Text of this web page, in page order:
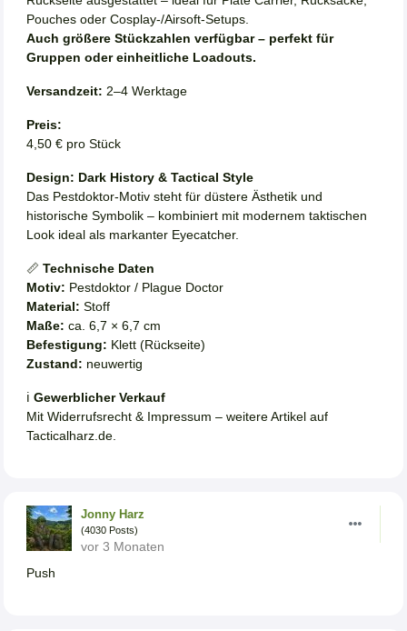
Pouches oder Cosplay-/Airsoft-Setups.
Auch größere Stückzahlen verfügbar – perfekt für
Gruppen oder einheitliche Loadouts.
Versandzeit: 2–4 Werktage
Preis:
4,50 € pro Stück
Design: Dark History & Tactical Style
Das Pestdoktor-Motiv steht für düstere Ästhetik und
historische Symbolik – kombiniert mit modernem taktischen
Look ideal als markanter Eyecatcher.
📏 Technische Daten
Motiv: Pestdoktor / Plague Doctor
Material: Stoff
Maße: ca. 6,7 × 6,7 cm
Befestigung: Klett (Rückseite)
Zustand: neuwertig
ℹ️ Gewerblicher Verkauf
Mit Widerrufsrecht & Impressum – weitere Artikel auf
Tacticalharz.de.
Jonny Harz
(4030 Posts)
vor 3 Monaten
Push